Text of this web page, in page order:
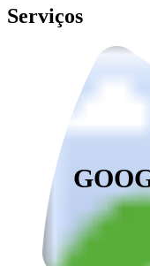
Serviços